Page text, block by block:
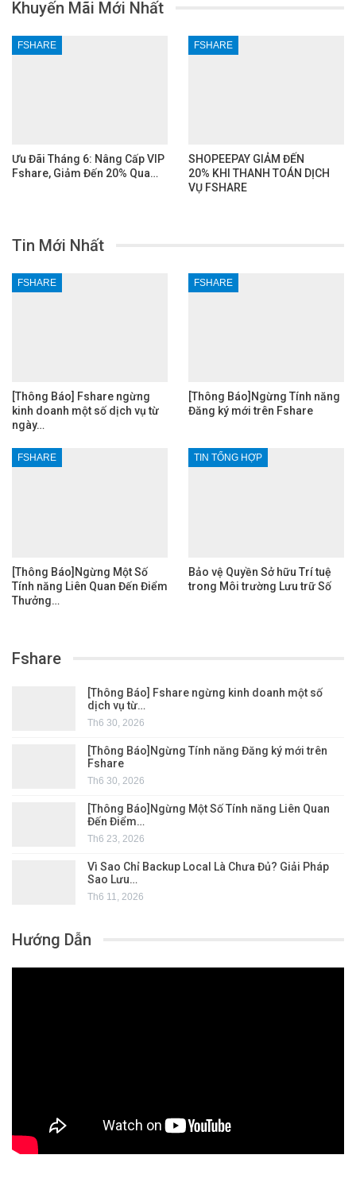
Khuyến Mãi Mới Nhất
FSHARE
Ưu Đãi Tháng 6: Nâng Cấp VIP
Fshare, Giảm Đến 20% Qua…
FSHARE
SHOPEEPAY GIẢM ĐẾN
20% KHI THANH TOÁN DỊCH
VỤ FSHARE
Tin Mới Nhất
FSHARE
[Thông Báo] Fshare ngừng
kinh doanh một số dịch vụ từ
ngày…
FSHARE
[Thông Báo]Ngừng Tính năng
Đăng ký mới trên Fshare
FSHARE
[Thông Báo]Ngừng Một Số
Tính năng Liên Quan Đến Điểm
Thưởng…
TIN TỔNG HỢP
Bảo vệ Quyền Sở hữu Trí tuệ
trong Môi trường Lưu trữ Số
Fshare
[Thông Báo] Fshare ngừng kinh doanh một số
dịch vụ từ…
Th6 30, 2026
[Thông Báo]Ngừng Tính năng Đăng ký mới trên
Fshare
Th6 30, 2026
[Thông Báo]Ngừng Một Số Tính năng Liên Quan
Đến Điểm…
Th6 23, 2026
Vì Sao Chỉ Backup Local Là Chưa Đủ? Giải Pháp
Sao Lưu…
Th6 11, 2026
Hướng Dẫn